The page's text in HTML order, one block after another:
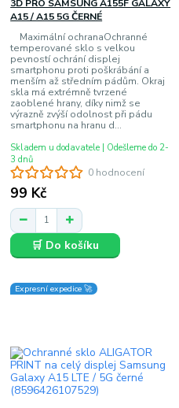
0 hodnocení
3D PRO SAMSUNG A155F GALAXY
A15 / A15 5G ČERNÉ
Maximální ochranaOchranné
temperované sklo s velkou
pevností ochrání displej
smartphonu proti poškrábání a
menším až středním pádům. Okraj
skla má extrémně tvrzené
zaoblené hrany, díky nimž se
výrazně zvýší odolnost při pádu
smartphonu na hranu d...
99 Kč
Skladem u dodavatele | Odešleme do 2-
3 dnů
🛒 Do košíku
Expresní expedice 🚀